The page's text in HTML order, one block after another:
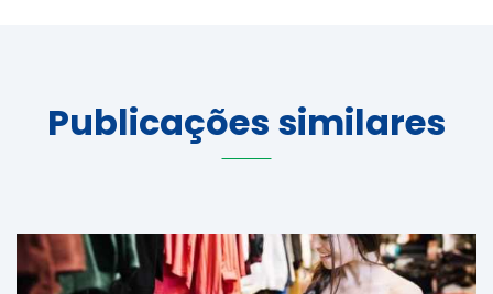
Publicações similares